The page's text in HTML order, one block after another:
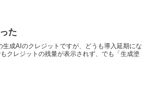
た
成AIのクレジットですが、どうも導入延期にな
クレジットの残量が表示されず、でも「生成塗